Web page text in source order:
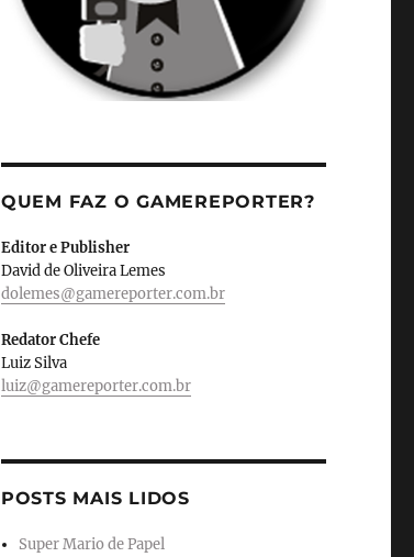
QUEM FAZ O GAMEREPORTER?
Editor e Publisher
David de Oliveira Lemes
dolemes@gamereporter.com.br
Redator Chefe
Luiz Silva
luiz@gamereporter.com.br
POSTS MAIS LIDOS
Super Mario de Papel